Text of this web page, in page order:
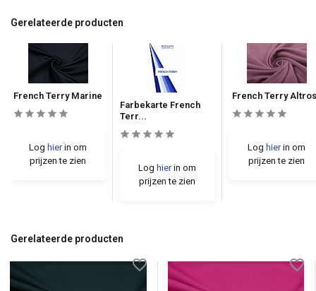
Gerelateerde producten
French Terry Marine
Log hierin om
prijzen te zien
Farbekarte French
Terr...
Log hierin om
prijzen te zien
French Terry
Log hierin om
prijzen te zien
Gerelateerde producten